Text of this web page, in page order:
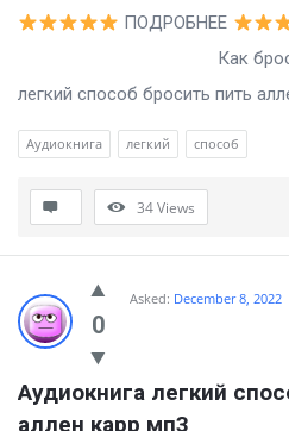
ПОДРОБНЕЕ
Как бросить
легкий способ бросить пить
Аудиокнига легкий способ
34Views
0
Asked: December 8, 2022
Аудиокнига легкий
аллен карр мп3